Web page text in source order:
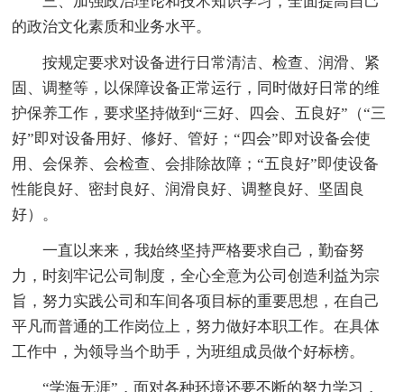
的政治文化素质和业务水平。
按规定要求对设备进行日常清洁、检查、润滑、紧
固、调整等，以保障设备正常运行，同时做好日常的维
护保养工作，要求坚持做到“三好、四会、五良好”（“三
好”即对设备用好、修好、管好；“四会”即对设备会使
用、会保养、会检查、会排除故障；“五良好”即使设备
性能良好、密封良好、润滑良好、调整良好、坚固良
好）。
一直以来来，我始终坚持严格要求自己，勤奋努
力，时刻牢记公司制度，全心全意为公司创造利益为宗
旨，努力实践公司和车间各项目标的重要思想，在自己
平凡而普通的工作岗位上，努力做好本职工作。在具体
工作中，为领导当个助手，为班组成员做个好标榜。
“学海无涯”，面对各种环境还要不断的努力学习，